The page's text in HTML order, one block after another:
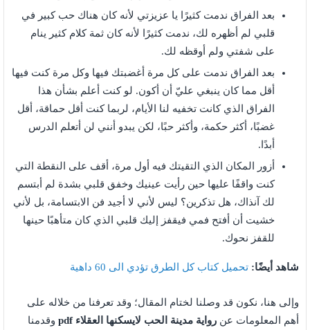
بعد الفراق ندمت كثيرًا يا عزيزتي لأنه كان هناك حب كبير في
قلبي لم أظهره لك، ندمت كثيرًا لأنه كان ثمة كلام كثير ينام
على شفتي ولم أوقظه لك.
بعد الفراق ندمت على كل مرة أغضبتك فيها وكل مرة كنت فيها
أقل مما كان ينبغي عليّ أن أكون. لو كنت أعلم بشأن هذا
الفراق الذي كانت تخفيه لنا الأيام، لربما كنت أقل حماقة، أقل
غضبًا، أكثر حكمة، وأكثر حبًا، لكن يبدو أنني لن أتعلم الدرس
أبدًا.
أزور المكان الذي التقيتك فيه أول مرة، أقف على النقطة التي
كنت واقفًا عليها حين رأيت عينيك وخفق قلبي بشدة لم أبتسم
لك آنذاك، هل تذكرين؟ ليس لأني لا أجيد فن الابتسامة، بل لأني
خشيت أن أفتح فمي فيقفز إليك قلبي الذي كان متأهبًا حينها
للقفز نحوك.
شاهد أيضًا: تحميل كتاب كل الطرق تؤدي الى 60 داهية
وإلى هنا، نكون قد وصلنا لختام المقال؛ وقد تعرفنا من خلاله على
أهم المعلومات عن رواية مدينة الحب لايسكنها العقلاء pdf
وقدمنا